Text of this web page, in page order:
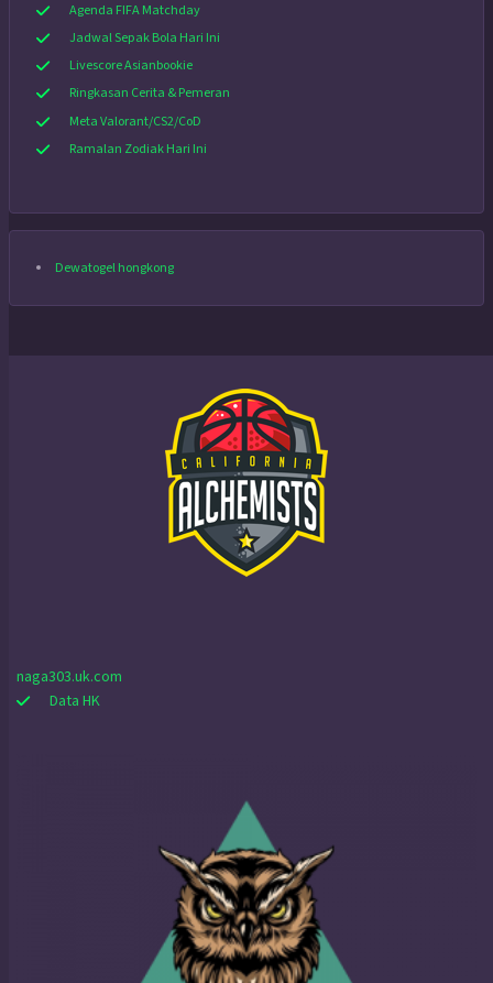
Agenda FIFA Matchday
Jadwal Sepak Bola Hari Ini
Livescore Asianbookie
Ringkasan Cerita & Pemeran
Meta Valorant/CS2/CoD
Ramalan Zodiak Hari Ini
Dewatogel hongkong
naga303.uk.com
Data HK